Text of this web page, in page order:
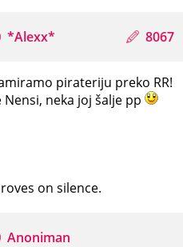
*Alexx* 8067
pirateriju preko RR!
neka joj šalje pp
on silence.
Anoniman